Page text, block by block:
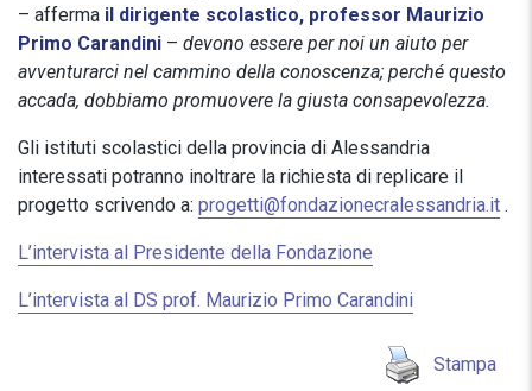
– afferma il dirigente scolastico, professor Maurizio
Primo Carandini – devono essere per noi un aiuto per
avventurarci nel cammino della conoscenza; perché questo
accada, dobbiamo promuovere la giusta consapevolezza.
Gli istituti scolastici della provincia di Alessandria
interessati potranno inoltrare la richiesta di replicare il
progetto scrivendo a: progetti@fondazionecralessandria.it .
L’intervista al Presidente della Fondazione
L’intervista al DS prof. Maurizio Primo Carandini
Stampa